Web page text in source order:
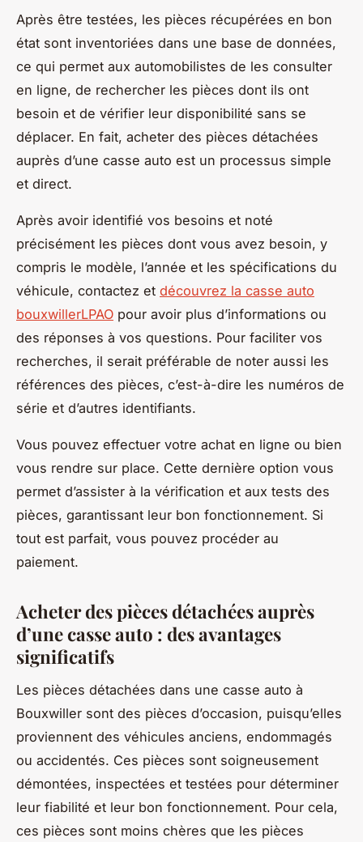
Après être testées, les pièces récupérées en bon
état sont inventoriées dans une base de données,
ce qui permet aux automobilistes de les consulter
en ligne, de rechercher les pièces dont ils ont
besoin et de vérifier leur disponibilité sans se
déplacer. En fait, acheter des pièces détachées
auprès d’une casse auto est un processus simple
et direct.
Après avoir identifié vos besoins et noté
précisément les pièces dont vous avez besoin, y
compris le modèle, l’année et les spécifications du
véhicule, contactez et découvrez la casse auto
bouxwillerLPAO pour avoir plus d’informations ou
des réponses à vos questions. Pour faciliter vos
recherches, il serait préférable de noter aussi les
références des pièces, c’est-à-dire les numéros de
série et d’autres identifiants.
Vous pouvez effectuer votre achat en ligne ou bien
vous rendre sur place. Cette dernière option vous
permet d’assister à la vérification et aux tests des
pièces, garantissant leur bon fonctionnement. Si
tout est parfait, vous pouvez procéder au
paiement.
Acheter des pièces détachées auprès
d’une casse auto : des avantages
significatifs
Les pièces détachées dans une casse auto à
Bouxwiller sont des pièces d’occasion, puisqu’elles
proviennent des véhicules anciens, endommagés
ou accidentés. Ces pièces sont soigneusement
démontées, inspectées et testées pour déterminer
leur fiabilité et leur bon fonctionnement. Pour cela,
ces pièces sont moins chères que les pièces